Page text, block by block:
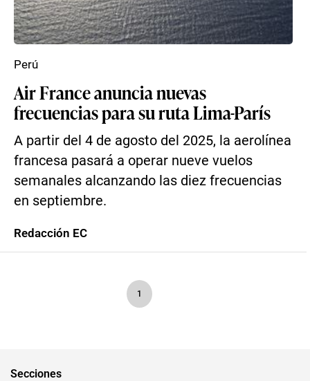
Air France anuncia nuevas
frecuencias para su ruta Lima-París
A partir del 4 de agosto del 2025, la aerolínea
francesa pasará a operar nueve vuelos
semanales alcanzando las diez frecuencias
en septiembre.
Perú
Redacción EC
1
Secciones